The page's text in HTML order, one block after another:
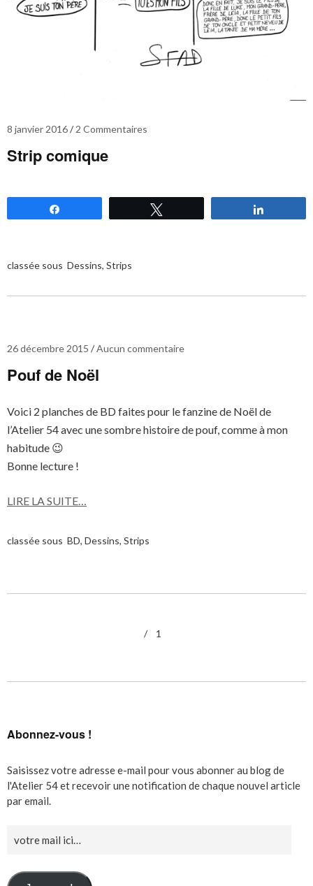
8 janvier 2016 2 Commentaires
Strip comique
classée sous Dessins, Strips
26 décembre 2015 Aucun commentaire
Pouf de Noël
Voici 2 planches de BD faites pour le fanzine de Noël de
l’Atelier 54 avec une sombre histoire de pouf, comme à mon
habitude 😉
Bonne lecture !
LIRE LA SUITE…
classée sous BD, Dessins, Strips
1
Abonnez-vous !
Saisissez votre adresse e-mail pour vous abonner au blog de
l'Atelier 54 et recevoir une notification de chaque nouvel article
par email.